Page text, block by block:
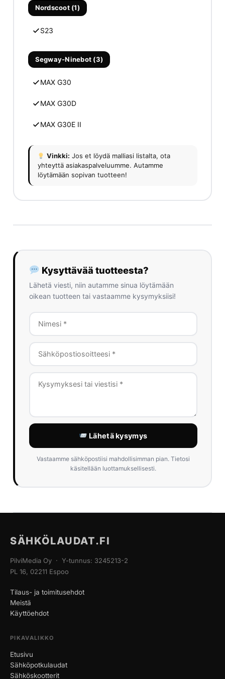
Nordscoot (1)
S23
Segway-Ninebot (3)
MAX G30
MAX G30D
MAX G30E II
Vinkki: Jos et löydä malliasi listalta, ota
yhteyttä asiakaspalveluumme. Autamme
löytämään sopivan tuotteen!
Kysyttävää tuotteesta?
Lähetä viesti, niin autamme sinua löytämään
oikean tuotteen tai vastaamme kysymyksiisi!
Lähetä kysymys
Vastaamme sähköpostiisi mahdollisimman pian. Tietosi
käsitellään luottamuksellisesti.
SÄHKÖLAUDAT.FI
PilviMedia Oy · Y-tunnus: 3245213-2
PL 16, 02211 Espoo
Tilaus- ja toimitusehdot
Meistä
Käyttöehdot
PIKAVALIKKO
Etusivu
Sähköpotkulaudat
Sähköskootterit